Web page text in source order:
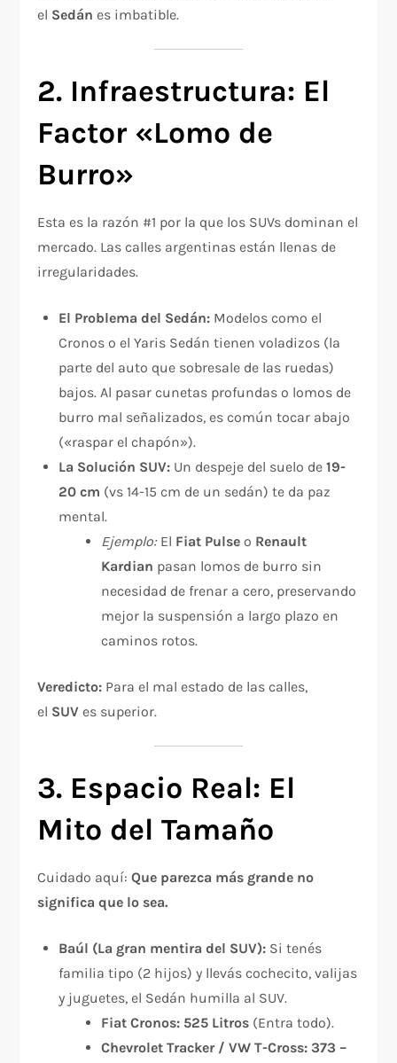
el Sedán es imbatible.
2. Infraestructura: El
Factor «Lomo de
Burro»
Esta es la razón #1 por la que los SUVs dominan el
mercado. Las calles argentinas están llenas de
irregularidades.
El Problema del Sedán: Modelos como el
Cronos o el Yaris Sedán tienen voladizos (la
parte del auto que sobresale de las ruedas)
bajos. Al pasar cunetas profundas o lomos de
burro mal señalizados, es común tocar abajo
(«raspar el chapón»).
La Solución SUV: Un despeje del suelo de19-
20 cm (vs 14-15 cm de un sedán) te da paz
mental.
Ejemplo:El Fiat Pulse o Renault
Kardian pasan lomos de burro sin
necesidad de frenar a cero, preservando
mejor la suspensión a largo plazo en
caminos rotos.
Veredicto: Para el mal estado de las calles,
el SUV es superior.
3. Espacio Real: El
Mito del Tamaño
Cuidado aquí:Que parezca más grande no
significa que lo sea.
Baúl (La gran mentira del SUV): Si tenés
familia tipo (2 hijos) y llevás cochecito, valijas
y juguetes, el Sedán humilla al SUV.
Fiat Cronos: 525 Litros (Entra todo).
Chevrolet Tracker / VW T-Cross: 373 –